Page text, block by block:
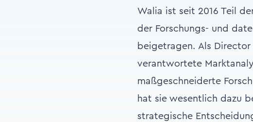
Walia ist seit 2016 Teil
der Forschungs- und
beigetragen. Als
verantwortete
maßgeschneiderte
hat sie wesentlich dazu
strategische